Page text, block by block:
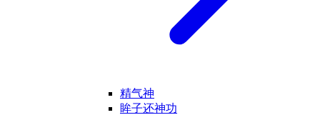
精气神
眸子还神功